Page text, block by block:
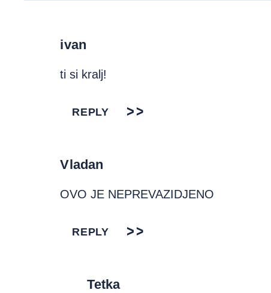
ivan
ti si kralj!
REPLY
Vladan
OVO JE NEPREVAZIDJENO
REPLY
Tetka